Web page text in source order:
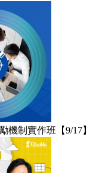
機制實作班【9/17】